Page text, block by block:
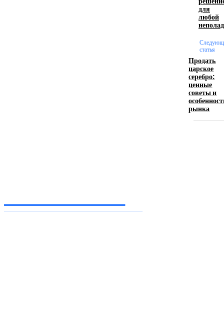
логотипом: эффективный инструмент бренда
Девушка в бокале: легендарный номер бурлеска
для
любой
статья
Продать
царское
серебро:
ценные
советы и
рынка
Inform-71.ru